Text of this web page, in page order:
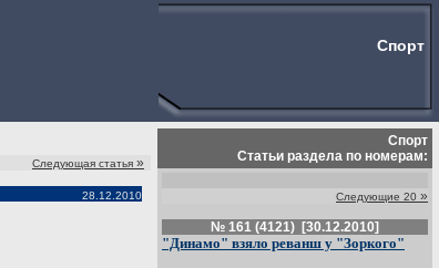
Спорт
Следующая статья »
28.12.2010
Спорт
Статьи раздела по номерам:
Следующие 20 »
№ 161 (4121) [30.12.2010]
"Динамо" взяло реванш у "Зоркого"